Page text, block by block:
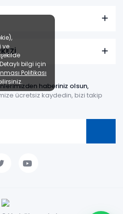
haberiniz olsun,
ücretsiz kaydedin, bizi takip
ve
bilgi için
Politikası